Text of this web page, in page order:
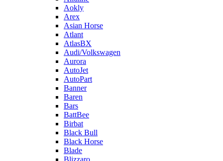
Aokly
Arex
Asian Horse
Atlant
AtlasBX
Audi/Volkswagen
Aurora
AutoJet
AutoPart
Banner
Baren
Bars
BattBee
Birbat
Black Bull
Black Horse
Blade
Blizzaro